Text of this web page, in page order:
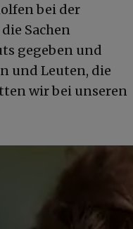
bei der
Sachen
gegeben und
und Leuten, die
wir bei unseren